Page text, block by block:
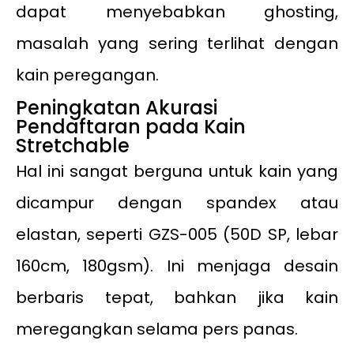
dapat menyebabkan ghosting,
masalah yang sering terlihat dengan
kain peregangan.
Peningkatan Akurasi
Pendaftaran pada Kain
Stretchable
Hal ini sangat berguna untuk kain yang
dicampur dengan spandex atau
elastan, seperti GZS-005 (50D SP, lebar
160cm, 180gsm). Ini menjaga desain
berbaris tepat, bahkan jika kain
meregangkan selama pers panas.